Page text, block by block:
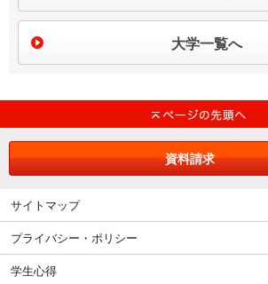
大学一覧へ
資料請求
サイトマップ
プライバシー・ポリシー
学生心得